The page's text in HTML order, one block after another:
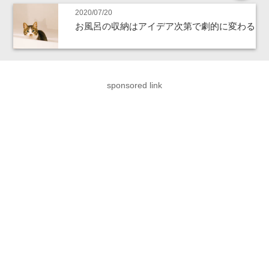
2020/07/20
お風呂の収納はアイデア次第で劇的に変わる
sponsored link